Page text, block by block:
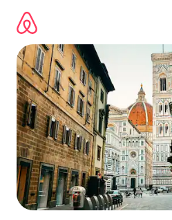
contenido